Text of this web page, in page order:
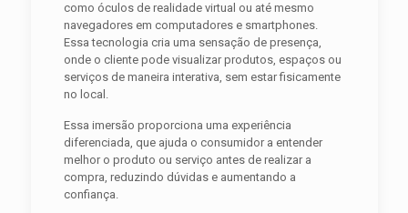
como óculos de realidade virtual ou até mesmo
navegadores em computadores e smartphones.
Essa tecnologia cria uma sensação de presença,
onde o cliente pode visualizar produtos, espaços ou
serviços de maneira interativa, sem estar fisicamente
no local.
Essa imersão proporciona uma experiência
diferenciada, que ajuda o consumidor a entender
melhor o produto ou serviço antes de realizar a
compra, reduzindo dúvidas e aumentando a
confiança.